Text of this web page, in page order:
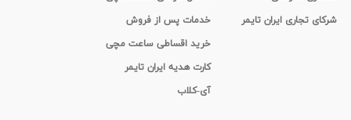
شرکای تجاری ایران تایمر
خدمات پس از فروش
خرید اقساطی ساعت مچی
کارت هدیه ایران تایمر
آی-کلاب